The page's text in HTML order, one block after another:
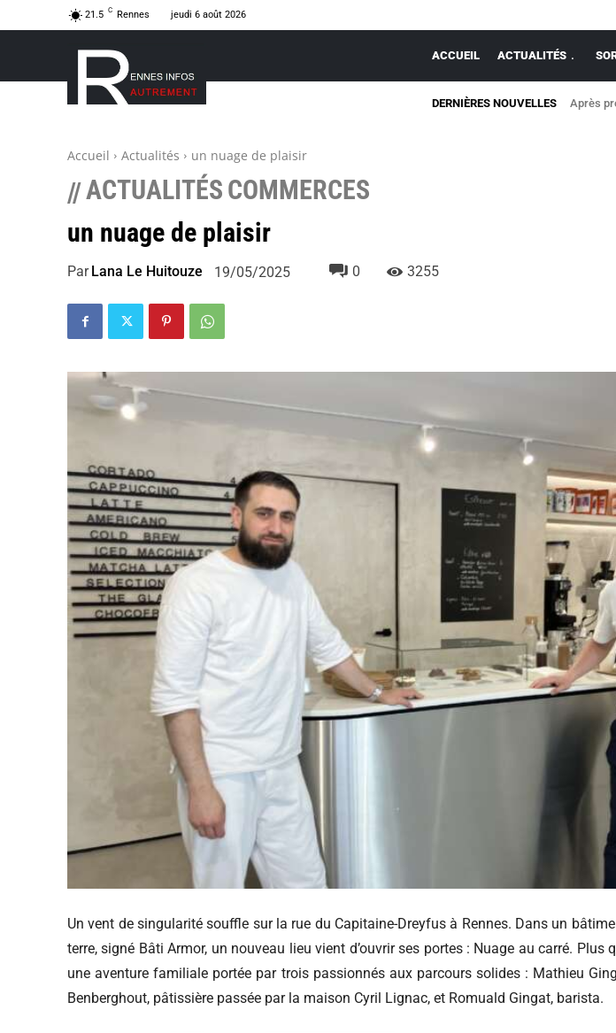
21.5 C Rennes jeudi 6 août 2026
ACCUEIL ACTUALITÉS
DERNIÈRES NOUVELLESAprèsAllaire :
Accueil Actualités un nuage de plaisir
//ACTUALITÉS COMMERCES
un nuage de plaisir
Par Lana Le Huitouze 19/05/2025 0 3255
Un vent de singularité souffle sur la rue du Capitaine-Dreyfus à Rennes. Dans un
terre, signé Bâti Armor, un nouveau lieu vient d’ouvrir ses portes : Nuage au carré. Plus
une aventure familiale portée par trois passionnés aux parcours solides : Mathieu
Benberghout, pâtissière passée par la maison Cyril Lignac, et Romuald Gingat, barista.